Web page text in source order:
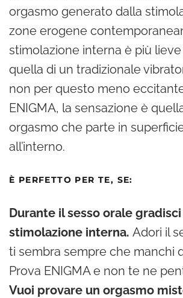
orgasmo generato dalla
zone erogene
stimolazione interna è più
quella di un tradizionale
non per questo meno
ENIGMA, la sensazione è
orgasmo che parte in
all’interno.
È PERFETTO PER TE, SE:
Durante il sesso orale
stimolazione interna. Adori il
ti sembra sempre che manchi
Prova ENIGMA e non te ne
Vuoi provare un orgasmo